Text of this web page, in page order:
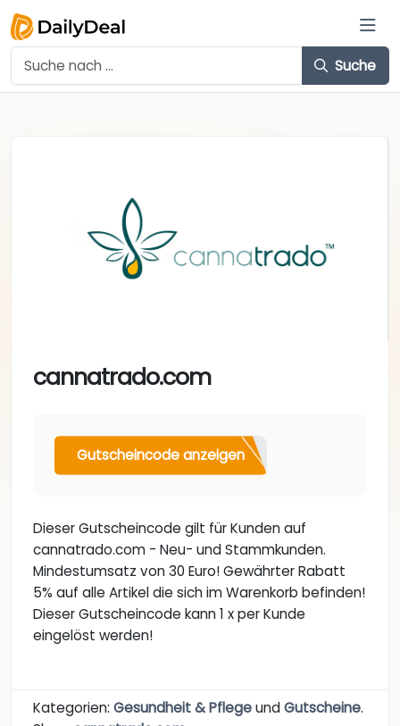
Suche
cannatrado.com
Gutscheincode anzeigen
Dieser Gutscheincode gilt für Kunden auf
cannatrado.com - Neu- und Stammkunden.
Mindestumsatz von 30 Euro! Gewährter Rabatt
5% auf alle Artikel die sich im Warenkorb befinden!
Dieser Gutscheincode kann 1 x per Kunde
eingelöst werden!
Kategorien: Gesundheit & PflegeundGutscheine.